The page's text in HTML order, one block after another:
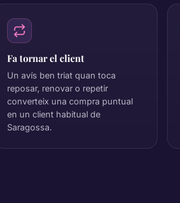
Fa tornar el client
Un avís ben triat quan toca
reposar, renovar o repetir
converteix una compra puntual
en un client habitual de
Saragossa.